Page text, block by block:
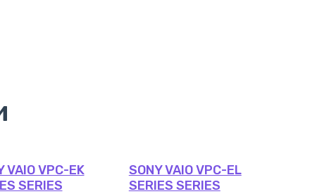
VAIO VPC-EK
SERIES
SONY VAIO VPC-EL
SERIES SERIES